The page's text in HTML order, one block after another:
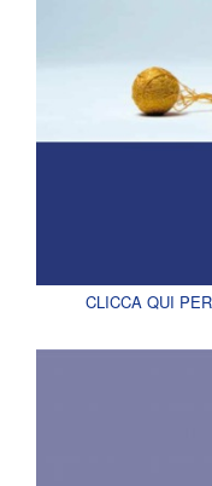
CLICCA QUI